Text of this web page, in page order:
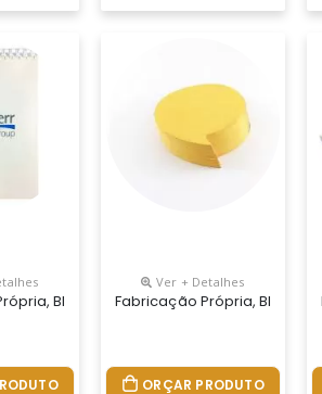
De Publicidade. Bloco De Capa Flexível
Seu Jeito. Permite Lâminas De
Blocos Personalizados Do Seu Jeito.
Ver + Detalhes
Fabricação Própria, Blocos
ORÇAR PRODUTO